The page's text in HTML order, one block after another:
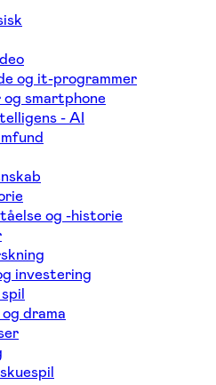
og it-programmer
smartphone
- AI
og -historie
investering
drama